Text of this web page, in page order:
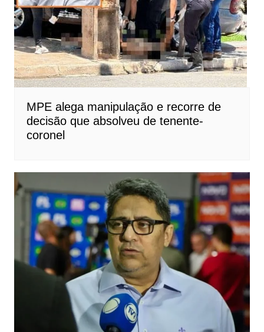
MPE alega manipulação e recorre de
decisão que absolveu de tenente-
coronel